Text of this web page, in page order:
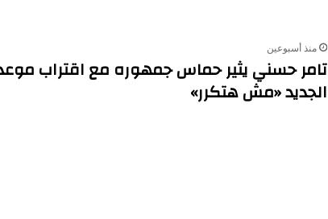
منذ أسبوعين
تامر حسني يثير حماس جمهوره مع اقتراب
الجديد «مش هتكرر»